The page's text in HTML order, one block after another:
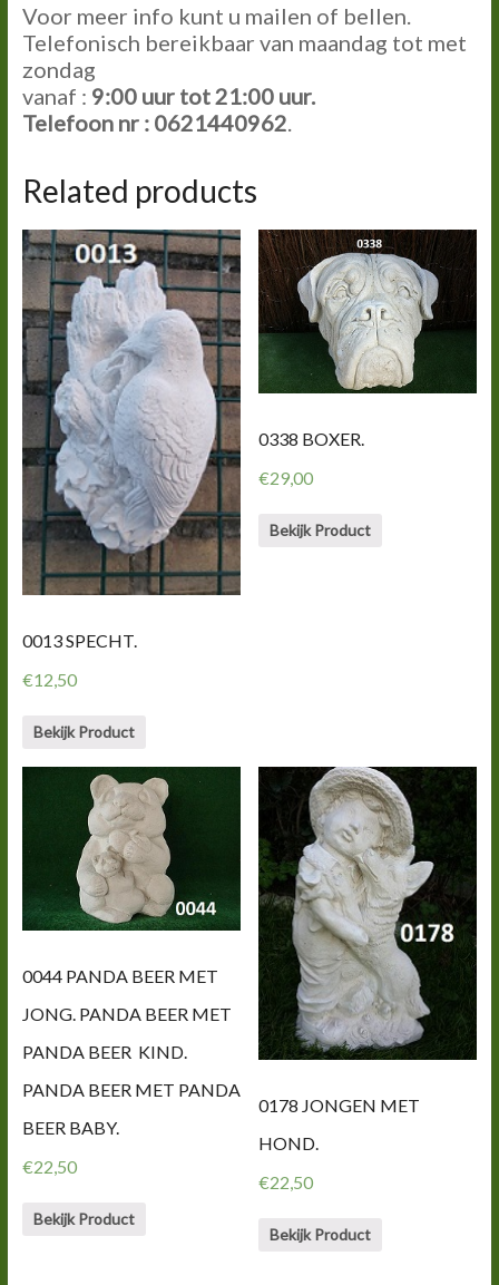
Voor meer info kunt u mailen of bellen.
Telefonisch bereikbaar van maandag tot met
zondag
vanaf : 9:00uur tot21:00uur.
Telefoon nr : 0621440962.
Related products
0013 SPECHT.
€12,50
Bekijk Product
0338 BOXER.
€29,00
Bekijk Product
0044 PANDA BEER MET
JONG. PANDA BEER MET
PANDA BEER KIND.
PANDA BEER MET PANDA
BEER BABY.
€22,50
Bekijk Product
0178 JONGEN MET
HOND.
€22,50
Bekijk Product